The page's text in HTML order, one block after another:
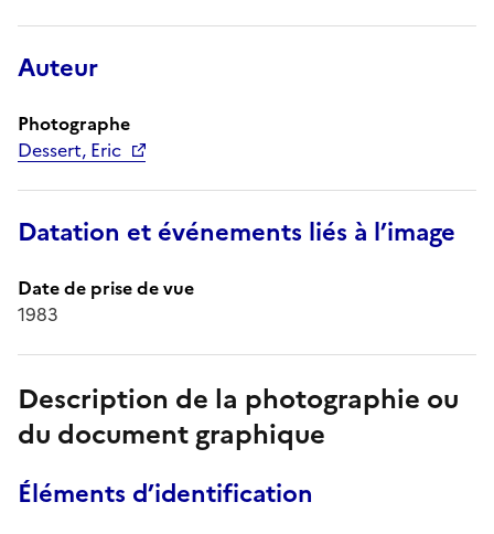
Auteur
Photographe
Dessert, Eric
Datation et événements liés à l’image
Date de prise de vue
1983
Description de la photographie ou
du document graphique
Éléments d’identification